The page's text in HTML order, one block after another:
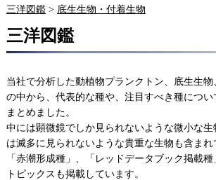
三洋図鑑 > 底生生物・付着生物
三洋図鑑
当社で分析した動植物プランクトン、底生生
の中から、代表的な種や、注目すべき種につい
まとめました。
中には顕微鏡でしか見られないような微小な
は滅多に見られないような貴重な生物も含まれ
「赤潮形成種」、「レッドデータブック掲載
トピックスも掲載しています。